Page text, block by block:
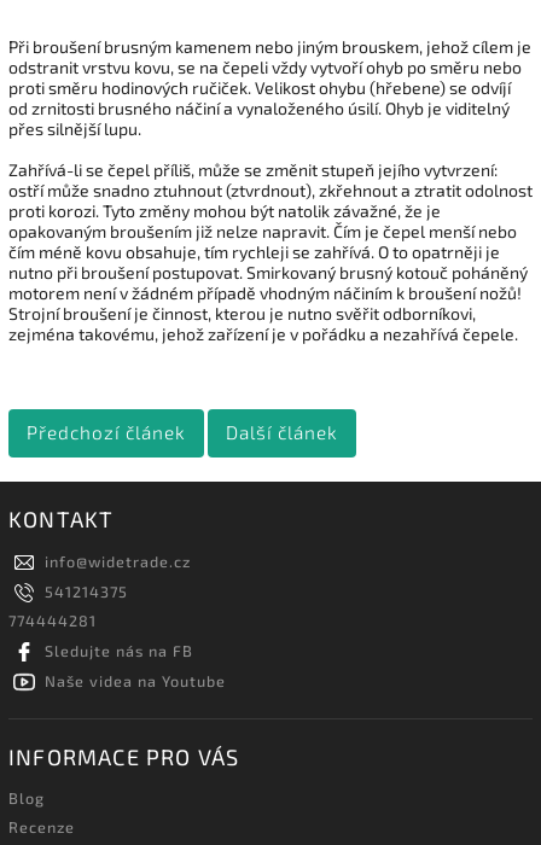
Při broušení brusným kamenem nebo jiným brouskem, jehož cílem je
odstranit vrstvu kovu, se na čepeli vždy vytvoří ohyb po směru nebo
proti směru hodinových ručiček. Velikost ohybu (hřebene) se odvíjí
od zrnitosti brusného náčiní a vynaloženého úsilí. Ohyb je viditelný
přes silnější lupu.
Zahřívá-li se čepel příliš, může se změnit stupeň jejího vytvrzení:
ostří může snadno ztuhnout (ztvrdnout), zkřehnout a ztratit odolnost
proti korozi. Tyto změny mohou být natolik závažné, že je
opakovaným broušením již nelze napravit. Čím je čepel menší nebo
čím méně kovu obsahuje, tím rychleji se zahřívá. O to opatrněji je
nutno při broušení postupovat. Smirkovaný brusný kotouč poháněný
motorem není v žádném případě vhodným náčiním k broušení nožů!
Strojní broušení je činnost, kterou je nutno svěřit odborníkovi,
zejména takovému, jehož zařízení je v pořádku a nezahřívá čepele.
Předchozí článek Další článek
KONTAKT
info@widetrade.cz
541214375
774444281
Sledujte nás na FB
Naše videa na Youtube
INFORMACE PRO VÁS
Blog
Recenze